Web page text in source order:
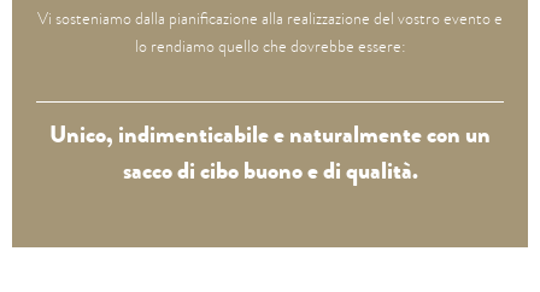
Vi sosteniamo dalla pianificazione alla realizzazione del vostro evento e
lo rendiamo quello che dovrebbe essere:
Unico, indimenticabile e naturalmente con un
sacco di cibo buono e di qualità.